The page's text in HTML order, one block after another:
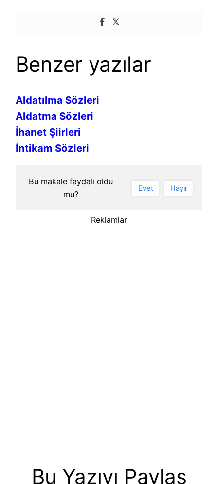
Benzer yazılar
Aldatılma Sözleri
Aldatma Sözleri
İhanet Şiirleri
İntikam Sözleri
Bu makale faydalı oldu
mu?
Evet Hayır
Reklamlar
Bu Yazıyı Paylaş